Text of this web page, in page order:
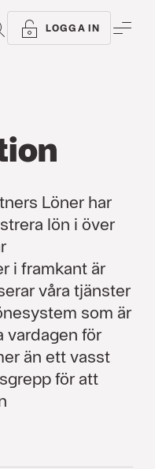
SÖK LOGGA IN
Löner har
lön i över
i framkant är
våra tjänster
som är
vardagen för
än ett vasst
för att